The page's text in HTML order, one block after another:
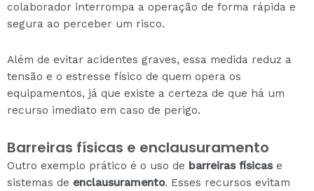
colaborador interrompa a operação de forma rápida e
segura ao perceber um risco.
Além de evitar acidentes graves, essa medida reduz a
tensão e o estresse físico de quem opera os
equipamentos, já que existe a certeza de que há um
recurso imediato em caso de perigo.
Barreiras físicas e enclausuramento
Outro exemplo prático é o uso de barreiras físicase
sistemas de enclausuramento. Esses recursos evitam